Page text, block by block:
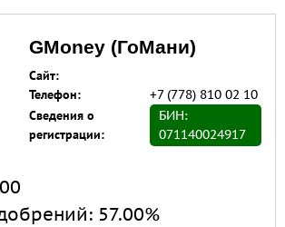
GMoney (ГоМани)
Сайт:
Телефон:
+7 (778) 810 02 10
Сведения о
регистрации:
БИН:
071140024917
57.00%